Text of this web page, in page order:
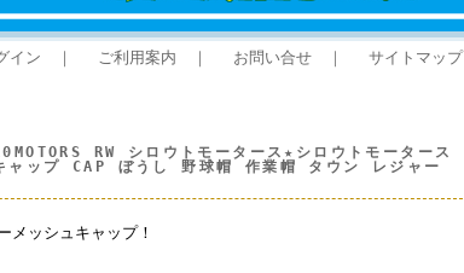
イン ｜ ご利用案内 ｜ お問い合せ ｜ サイトマップ
RW シロウトモータース★シロウトモータース
ップ CAP ぼうし 野球帽 作業帽 タウン レジャー
メッシュキャップ！